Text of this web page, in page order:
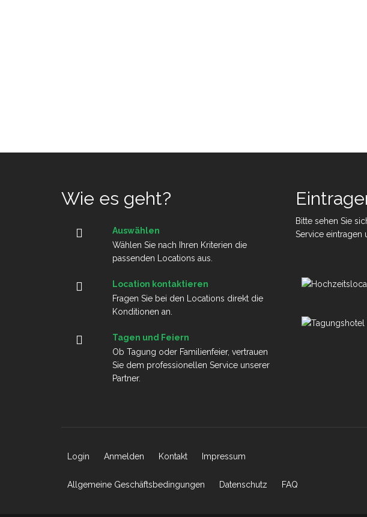
Wie es geht?
Auswählen
Wählen Sie nach Ihren Kriterien die
passenden Locations aus.
Location kontaktieren
Fragen Sie bei den Locations direkt die
Konditionen an.
Tagen und Feiern
Ob Tagung oder Familienfeier, vertrauen
Sie dem professionellen Service unserer
Partner.
Bitte sehen Sie
Service eintragen
Login Anmelden Kontakt Impressum
Allgemeine Geschäftsbedingungen Datenschutz FAQ